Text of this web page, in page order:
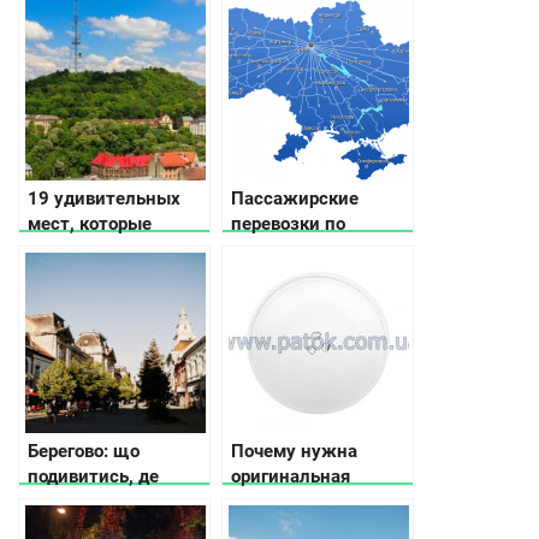
19 удивительных
мест, которые
нужно посетить
Львове
Пассажирские
перевозки по
Берегово: що
подивитись, де
зупинитись, куди
піти
Почему нужна
оригинальная
тарелка в
микроволновку, а не